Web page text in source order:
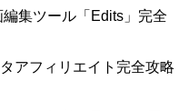
集ツール「Edits」完全
アフィリエイト完全攻略